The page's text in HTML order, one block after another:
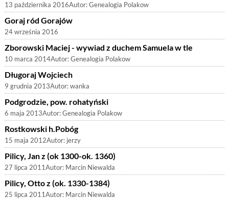
13 października 2016Autor:Genealogia Polakow
Goraj ród Gorajów
24 września 2016
Zborowski Maciej - wywiad z duchem Samuela w tle
10 marca 2014Autor:Genealogia Polakow
Długoraj Wojciech
9 grudnia 2013Autor:wanka
Podgrodzie, pow. rohatyński
6 maja 2013Autor:Genealogia Polakow
Rostkowski h.Pobóg
15 maja 2012Autor: jerzy
Pilicy, Jan z (ok 1300-ok. 1360)
27 lipca 2011Autor: Marcin Niewalda
Pilicy, Otto z (ok. 1330-1384)
25 lipca 2011Autor: Marcin Niewalda